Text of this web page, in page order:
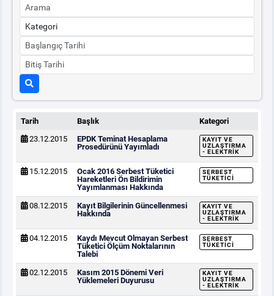
BT HİZMET YÖNETİM SİSTEMİ POLİTİKAMIZ
Tarih Başlık
Kategori
23.12.2015
EPDK Teminat Hesaplama
Prosedürünü Yayımladı
KAYIT VE
UZLAŞTIRMA
- ELEKTRIK
15.12.2015
Ocak 2016 Serbest Tüketici
Hareketleri Ön Bildirimin
Yayımlanması Hakkında
SERBEST
TÜKETICI
08.12.2015
Kayıt Bilgilerinin Güncellenmesi
Hakkında
KAYIT VE
UZLAŞTIRMA
- ELEKTRIK
04.12.2015
Kaydı Mevcut Olmayan Serbest
Tüketici Ölçüm Noktalarının
Talebi
SERBEST
TÜKETICI
02.12.2015
Kasım 2015 Dönemi Veri
Yüklemeleri Duyurusu
KAYIT VE
UZLAŞTIRMA
- ELEKTRIK